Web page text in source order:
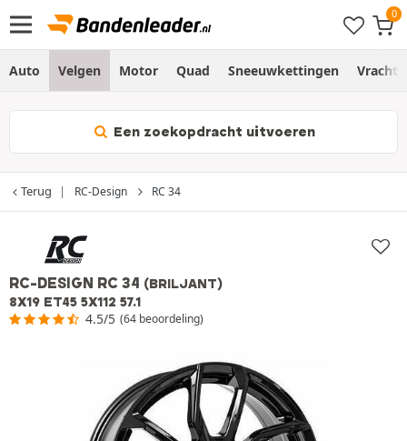
Auto Velgen Motor Quad Sneeuwkettingen
Een zoekopdracht uitvoeren
Terug RC-Design RC 34
RC-DESIGN RC 34 (BRILJANT)
8X19 ET45 5X112 57.1
4.5/5 (64 beoordeling)